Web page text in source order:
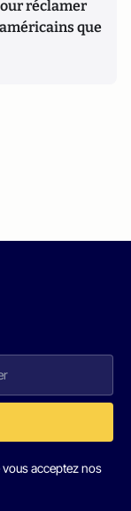
réclamer
que
acceptez nos